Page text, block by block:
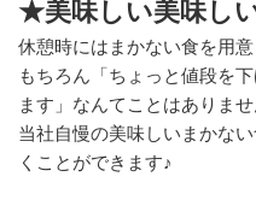
★美味しい美味し
休憩時にはまかない食を用
もちろん「ちょっと値段を
ます」なんてことはありませ
当社自慢の美味しいまかな
くことができます♪